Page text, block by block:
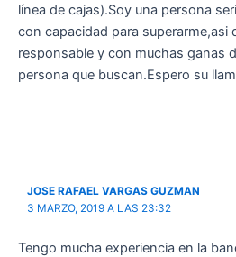
línea de cajas).Soy una persona
con capacidad para superarme,asi
responsable y con muchas ganas
persona que buscan.Espero su
JOSE RAFAEL VARGAS GUZMAN
3 MARZO, 2019 A LAS 23:32
Tengo mucha experiencia en la